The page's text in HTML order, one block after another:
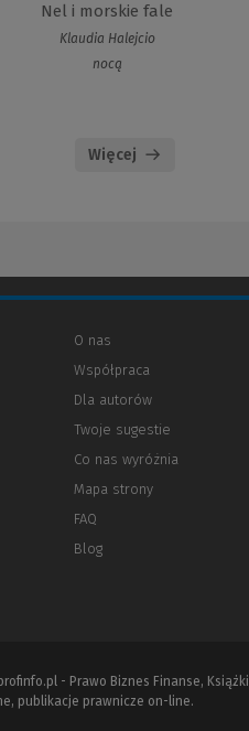
Nel i morskie fale
Klaudia Halejcio
nocą
Więcej
O nas
Współpraca
Dla autorów
innej
strony)
Twoje sugestie
Co nas wyróżnia
Mapa strony
FAQ
Blog
- Prawo Biznes Finanse,
publikacje prawnicze on-line.